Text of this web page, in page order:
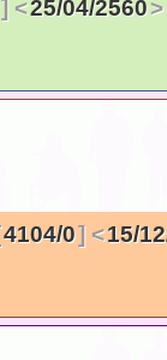
25/04/2560
4104/0 15/